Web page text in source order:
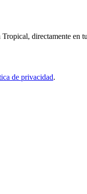
directamente en
de privacidad.